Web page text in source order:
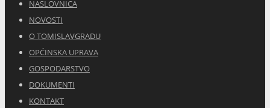
NASLOVNICA
NOVOSTI
O TOMISLAVGRADU
OPĆINSKA UPRAVA
GOSPODARSTVO
DOKUMENTI
KONTAKT